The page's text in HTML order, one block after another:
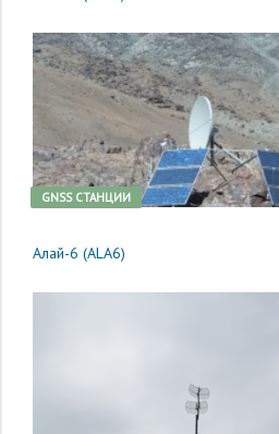
GNSS CТАНЦИИ
Алай-6 (ALA6)